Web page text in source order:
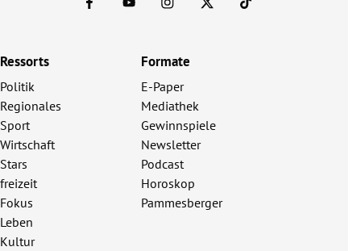
Ressorts
Politik
Regionales
Sport
Wirtschaft
Stars
freizeit
Fokus
Leben
Kultur
Formate
E-Paper
Mediathek
Gewinnspiele
Newsletter
Podcast
Horoskop
Pammesberger